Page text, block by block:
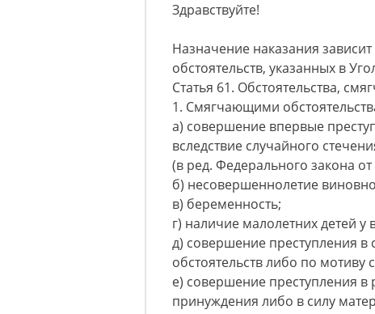
Здравствуйте!
Назначение наказания
обстоятельств, указанных в
Статья 61. Обстоятельства,
1. Смягчающими
а) совершение впервые
вследствие случайного
(в ред. Федерального закона
б) несовершеннолетие
в) беременность;
г) наличие малолетних детей у
д) совершение преступления
обстоятельств либо по мотиву
е) совершение преступления в
принуждения либо в силу